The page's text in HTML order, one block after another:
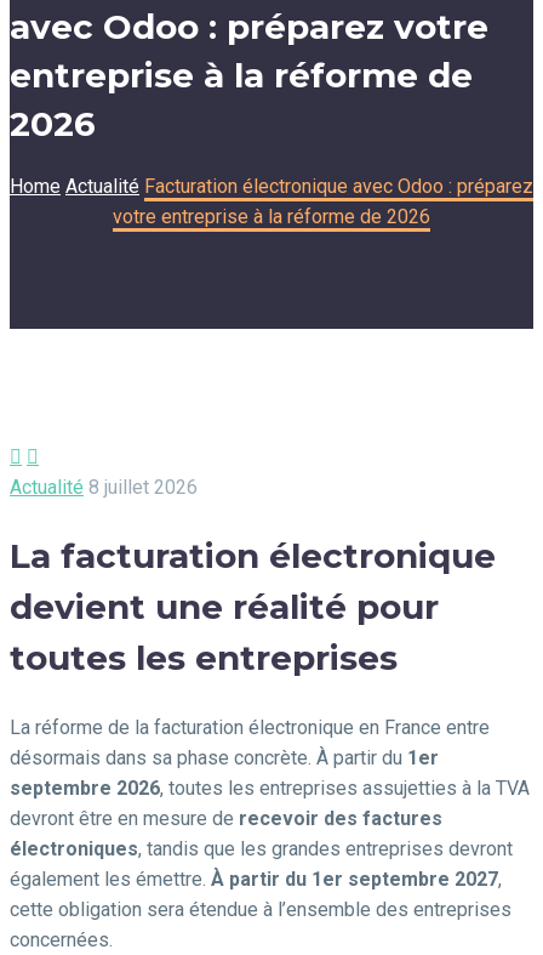
avec Odoo : préparez votre
entreprise à la réforme de
2026
Home Actualité Facturation électronique avec Odoo : préparez
votre entreprise à la réforme de 2026
 
Actualité 8 juillet 2026
La facturation électronique
devient une réalité pour
toutes les entreprises
La réforme de la facturation électronique en France entre
désormais dans sa phase concrète. À partir du 1er
septembre 2026, toutes les entreprises assujetties à la TVA
devront être en mesure de recevoir des factures
électroniques, tandis que les grandes entreprises devront
également les émettre. À partir du 1er septembre 2027,
cette obligation sera étendue à l’ensemble des entreprises
concernées.